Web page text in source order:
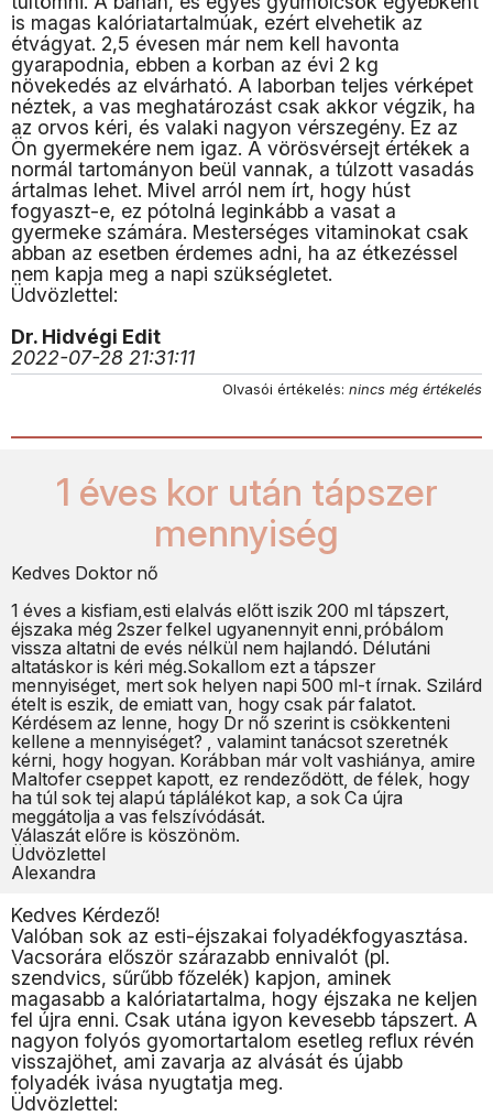
is magas kalóriatartalmúak, ezért elvehetik az
étvágyat. 2,5 évesen már nem kell havonta
gyarapodnia, ebben a korban az évi 2 kg
növekedés az elvárható. A laborban teljes vérképet
néztek, a vas meghatározást csak akkor végzik, ha
az orvos kéri, és valaki nagyon vérszegény. Ez az
Ön gyermekére nem igaz. A vörösvérsejt értékek a
normál tartományon beül vannak, a túlzott vasadás
ártalmas lehet. Mivel arról nem írt, hogy húst
fogyaszt-e, ez pótolná leginkább a vasat a
gyermeke számára. Mesterséges vitaminokat csak
abban az esetben érdemes adni, ha az étkezéssel
nem kapja meg a napi szükségletet.
Üdvözlettel:
Dr. Hidvégi Edit
2022-07-28 21:31:11
Olvasói értékelés: nincs még értékelés
1 éves kor után tápszer
mennyiség
Kedves Doktor nő
1 éves a kisfiam,esti elalvás előtt iszik 200 ml tápszert,
éjszaka még 2szer felkel ugyanennyit enni,próbálom
vissza altatni de evés nélkül nem hajlandó. Délutáni
altatáskor is kéri még.Sokallom ezt a tápszer
mennyiséget, mert sok helyen napi 500 ml-t írnak. Szilárd
ételt is eszik, de emiatt van, hogy csak pár falatot.
Kérdésem az lenne, hogy Dr nő szerint is csökkenteni
kellene a mennyiséget? , valamint tanácsot szeretnék
kérni, hogy hogyan. Korábban már volt vashiánya, amire
Maltofer cseppet kapott, ez rendeződött, de félek, hogy
ha túl sok tej alapú táplálékot kap, a sok Ca újra
meggátolja a vas felszívódását.
Válaszát előre is köszönöm.
Üdvözlettel
Alexandra
Kedves Kérdező!
Valóban sok az esti-éjszakai folyadékfogyasztása.
Vacsorára először szárazabb ennivalót (pl.
szendvics, sűrűbb főzelék) kapjon, aminek
magasabb a kalóriatartalma, hogy éjszaka ne keljen
fel újra enni. Csak utána igyon kevesebb tápszert. A
nagyon folyós gyomortartalom esetleg reflux révén
visszajöhet, ami zavarja az alvását és újabb
folyadék ivása nyugtatja meg.
Üdvözlettel: